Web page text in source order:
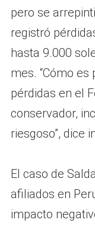
pero se
registró
hasta 9.000
mes. “Cómo
pérdidas en el
conservador,
riesgoso”, dice
El caso de
afiliados en
impacto